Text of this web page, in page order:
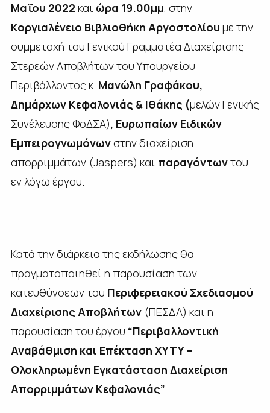
Μαΐου 2022 και ώρα 19.00μμ, στην
Κοργιαλένειο Βιβλιοθήκη Αργοστολίου με την
συμμετοχή του Γενικού Γραμματέα Διαχείρισης
Στερεών Αποβλήτων του Υπουργείου
Περιβάλλοντος κ. Μανώλη Γραφάκου,
Δημάρχων Κεφαλονιάς & Ιθάκης (μελών Γενικής
Συνέλευσης ΦοΔΣΑ), Ευρωπαίων Ειδικών
Εμπειρογνωμόνων στην διαχείριση
απορριμμάτων (Jaspers) και παραγόντωντου
εν λόγω έργου.
Κατά την διάρκεια της εκδήλωσης θα
πραγματοποιηθεί η παρουσίαση των
κατευθύνσεων του Περιφερειακού Σχεδιασμού
Διαχείρισης Αποβλήτων(ΠΕΣΔΑ) και η
παρουσίαση του έργου “Περιβαλλοντική
Αναβάθμιση και Επέκταση ΧΥΤΥ –
Ολοκληρωμένη Εγκατάσταση Διαχείριση
Απορριμμάτων Κεφαλονιάς”